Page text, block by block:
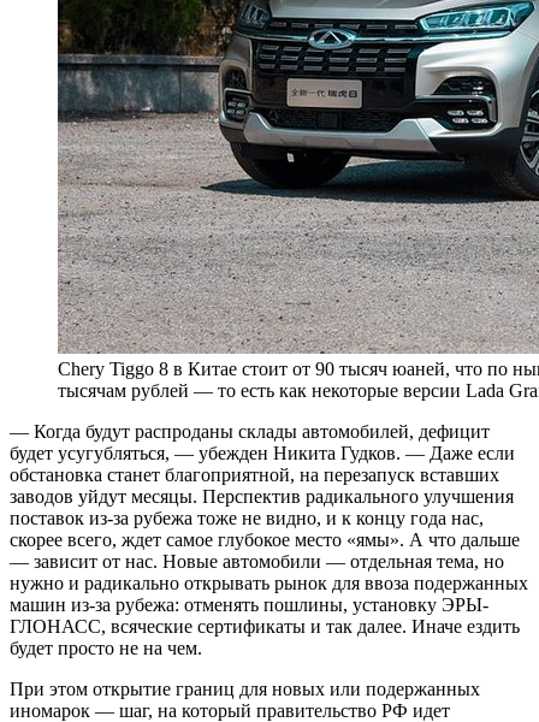
Chery Tiggo 8 в Китае стоит от 90 тысяч юаней, что по
тысячам рублей — то есть как некоторые версии Lada
— Когда будут распроданы склады автомобилей, дефицит
будет усугубляться, — убежден Никита Гудков. — Даже если
обстановка станет благоприятной, на перезапуск вставших
заводов уйдут месяцы. Перспектив радикального улучшения
поставок из-за рубежа тоже не видно, и к концу года нас,
скорее всего, ждет самое глубокое место «ямы». А что дальше
— зависит от нас. Новые автомобили — отдельная тема, но
нужно и радикально открывать рынок для ввоза подержанных
машин из-за рубежа: отменять пошлины, установку ЭРЫ-
ГЛОНАСС, всяческие сертификаты и так далее. Иначе ездить
будет просто не на чем.
При этом открытие границ для новых или подержанных
иномарок — шаг, на который правительство РФ идет